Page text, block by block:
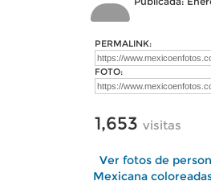
PERMALINK:
FOTO:
1,653 visitas
Ver fotos de
Mexicana